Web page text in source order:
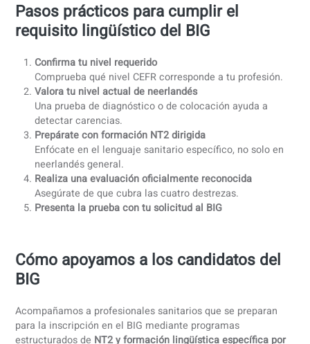
Comunicarse profesionalmente con los colegas
No se exige una gramática perfecta, pero sí claridad,
precisión y seguridad para el paciente.
Costes y plazos en 2026
Los costes de preparación y evaluación lingüística varían
según la vía elegida.
Exámenes de idioma: normalmente entre 250 € y 600
Cursos de preparación: varían según la intensidad y la
autoridades
No existen fechas nacionales fijas para los exámenes. Las
reconocidos a lo largo de todo el año.